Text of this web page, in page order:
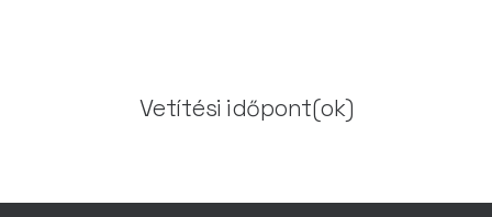
Vetítési időpont(ok)